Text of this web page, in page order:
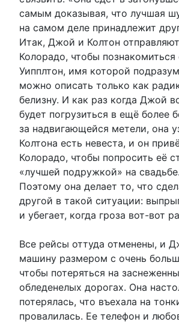
самым доказывая, что лучшая
на самом деле принадлежит
Итак, Джой и Колтон
Колорадо, чтобы познакомиться
Уипплтон, имя которой
можно описать только как
белизну. И как раз когда Джой
будет погрузиться в ещё более
за надвигающейся метели, она
Колтона есть невеста, и он
Колорадо, чтобы попросить её
«лучшей подружкой» на
Поэтому она делает то, что
другой в такой ситуации:
и убегает, когда гроза вот-вот
Все рейсы оттуда отменены, и
машину размером с очень
чтобы потеряться на
обледенелых дорогах. Она
потерялась, что въехала на
провалилась. Ее телефон и